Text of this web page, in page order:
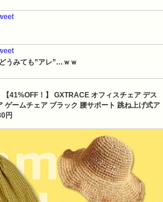
うみても”アレ”…ｗｗ
41%OFF！】 GXTRACE オフィスチェア デス
ゲームチェア ブラック 腰サポート 跳ね上げ式ア
円